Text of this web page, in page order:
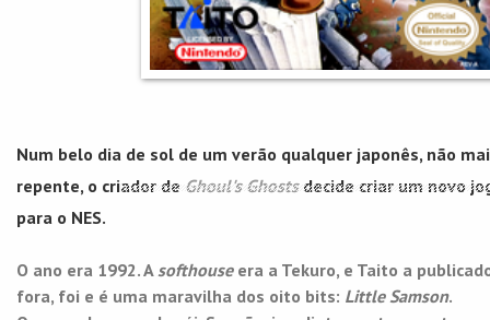
Num belo dia de sol de um verão qualquer japonês, não
repente, o criador de Ghoul's Ghostsdecide criar um novo
para o NES.
O ano era 1992. A softhouseera a Tekuro, e Taito a
fora, foi e é uma maravilha dos oito bits: Little Samson.